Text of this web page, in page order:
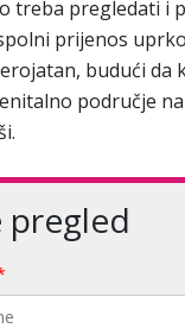
treba pregledati i
prijenos
budući da
područje
pregled